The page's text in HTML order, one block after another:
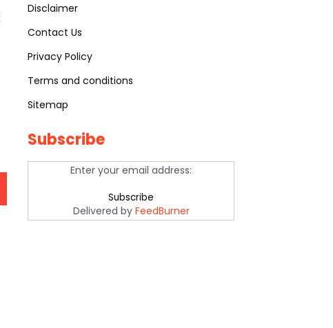
Disclaimer
Contact Us
Privacy Policy
Terms and conditions
Sitemap
Subscribe
Enter your email address:
Delivered by FeedBurner